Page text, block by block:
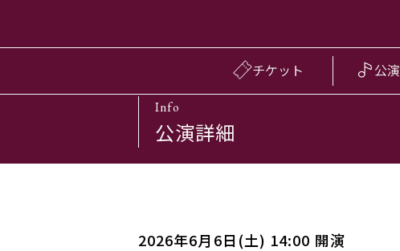
チケット 公演
Info
公演詳細
2026年6月6日(土) 14:00 開演